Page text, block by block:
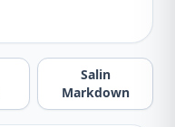
Salin
Markdown